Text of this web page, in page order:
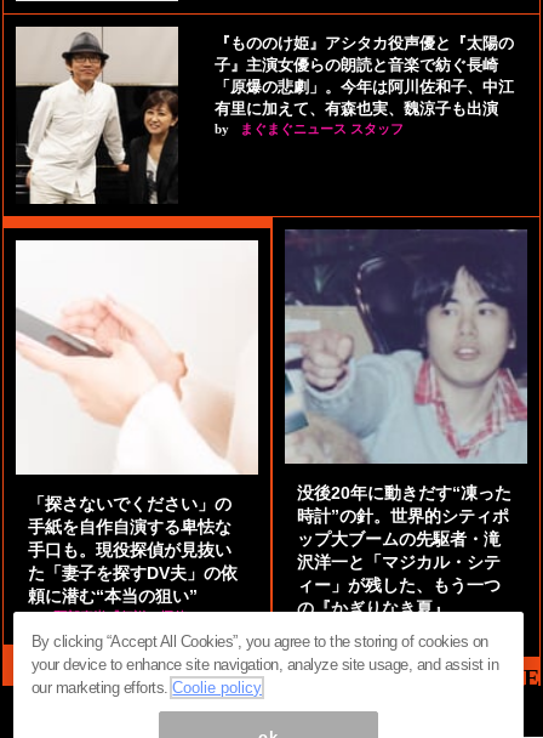
『もののけ姫』アシタカ役声優と『太陽の
子』主演女優らの朗読と音楽で紡ぐ長崎
「原爆の悲劇」。今年は阿川佐和子、中江
有里に加えて、有森也実、魏涼子も出演
by まぐまぐニュース スタッフ
「探さないでください」の
手紙を自作自演する卑怯な
手口も。現役探偵が見抜い
た「妻子を探すDV夫」の依
頼に潜む“本当の狙い”
没後20年に動きだす“凍った
時計”の針。世界的シティポ
ップ大ブームの先駆者・滝
沢洋一と「マジカル・シテ
ィー」が残した、もう一つ
の『かぎりなき夏』
MAG2 NEWS HEADLINE
By clicking “Accept All Cookies”, you agree to the storing of cookies on
your device to enhance site navigation, analyze site usage, and assist in
our marketing efforts.Coolie policy